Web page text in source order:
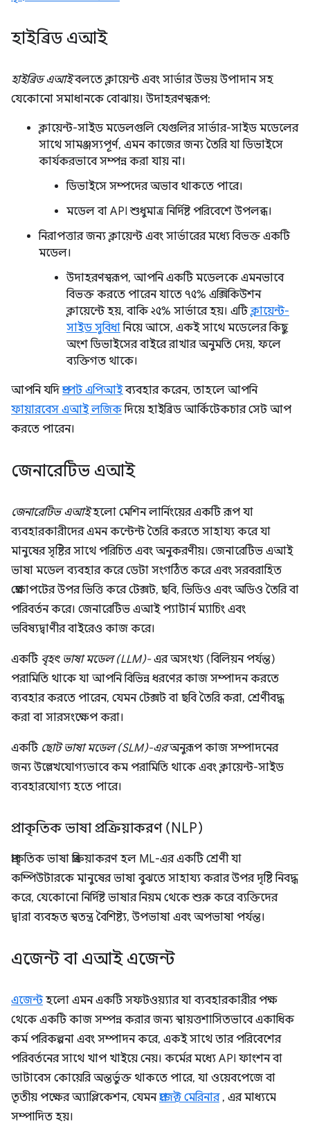
হাইব্রিড এআই
হাইব্রিড এআইবলতে ক্লায়েন্ট এবং সার্ভার উভয় উপাদান সহ
যেকোনো সমাধানকে বোঝায়। উদাহরণস্বরূপ:
ক্লায়েন্ট-সাইড মডেলগুলি যেগুলির সার্ভার-সাইড মডেলের
সাথে সামঞ্জস্যপূর্ণ, এমন কাজের জন্য তৈরি যা ডিভাইসে
কার্যকরভাবে সম্পন্ন করা যায় না।
ডিভাইসে সম্পদের অভাব থাকতে পারে।
মডেল বা API শুধুমাত্র নির্দিষ্ট পরিবেশে উপলব্ধ।
নিরাপত্তার জন্য ক্লায়েন্ট এবং সার্ভারের মধ্যে বিভক্ত একটি
মডেল।
উদাহরণস্বরূপ, আপনি একটি মডেলকে এমনভাবে
বিভক্ত করতে পারেন যাতে ৭৫% এক্সিকিউশন
ক্লায়েন্টে হয়, বাকি ২৫% সার্ভারে হয়। এটিক্লায়েন্ট-
সাইড সুবিধানিয়ে আসে, একই সাথে মডেলের কিছু
অংশ ডিভাইসের বাইরে রাখার অনুমতি দেয়, ফলে
ব্যক্তিগত থাকে।
আপনি যদিপ্রম্পট এপিআইব্যবহার করেন, তাহলে আপনি
ফায়ারবেস এআই লজিকদিয়ে হাইব্রিড আর্কিটেকচার সেট আপ
করতে পারেন।
জেনারেটিভ এআই
জেনারেটিভ এআইহলো মেশিন লার্নিংয়ের একটি রূপ যা
ব্যবহারকারীদের এমন কন্টেন্ট তৈরি করতে সাহায্য করে যা
মানুষের সৃষ্টির সাথে পরিচিত এবং অনুকরণীয়। জেনারেটিভ এআই
ভাষা মডেল ব্যবহার করে ডেটা সংগঠিত করে এবং সরবরাহিত
প্রেক্ষাপটের উপর ভিত্তি করে টেক্সট, ছবি, ভিডিও এবং অডিও তৈরি বা
পরিবর্তন করে। জেনারেটিভ এআই প্যাটার্ন ম্যাচিং এবং
ভবিষ্যদ্বাণীর বাইরেও কাজ করে।
একটি বৃহৎ ভাষা মডেল (LLM)-এর অসংখ্য (বিলিয়ন পর্যন্ত)
পরামিতি থাকে যা আপনি বিভিন্ন ধরণের কাজ সম্পাদন করতে
ব্যবহার করতে পারেন, যেমন টেক্সট বা ছবি তৈরি করা, শ্রেণীবদ্ধ
করা বা সারসংক্ষেপ করা।
একটি ছোট ভাষা মডেল (SLM)-এরঅনুরূপ কাজ সম্পাদনের
জন্য উল্লেখযোগ্যভাবে কম পরামিতি থাকে এবং ক্লায়েন্ট-সাইড
ব্যবহারযোগ্য হতে পারে।
প্রাকৃতিক ভাষা প্রক্রিয়াকরণ (NLP)
প্রাকৃতিক ভাষা প্রক্রিয়াকরণ হল ML-এর একটি শ্রেণী যা
কম্পিউটারকে মানুষের ভাষা বুঝতে সাহায্য করার উপর দৃষ্টি নিবদ্ধ
করে, যেকোনো নির্দিষ্ট ভাষার নিয়ম থেকে শুরু করে ব্যক্তিদের
দ্বারা ব্যবহৃত স্বতন্ত্র বৈশিষ্ট্য, উপভাষা এবং অপভাষা পর্যন্ত।
এজেন্ট বা এআই এজেন্ট
এজেন্টহলো এমন একটি সফটওয়্যার যা ব্যবহারকারীর পক্ষ
থেকে একটি কাজ সম্পন্ন করার জন্য স্বায়ত্তশাসিতভাবে একাধিক
কর্ম পরিকল্পনা এবং সম্পাদন করে, একই সাথে তার পরিবেশের
পরিবর্তনের সাথে খাপ খাইয়ে নেয়। কর্মের মধ্যে API ফাংশন বা
ডাটাবেস কোয়েরি অন্তর্ভুক্ত থাকতে পারে, যা ওয়েবপেজে বা
তৃতীয় পক্ষের অ্যাপ্লিকেশন, যেমনপ্রজেক্ট মেরিনার, এর মাধ্যমে
সম্পাদিত হয়।